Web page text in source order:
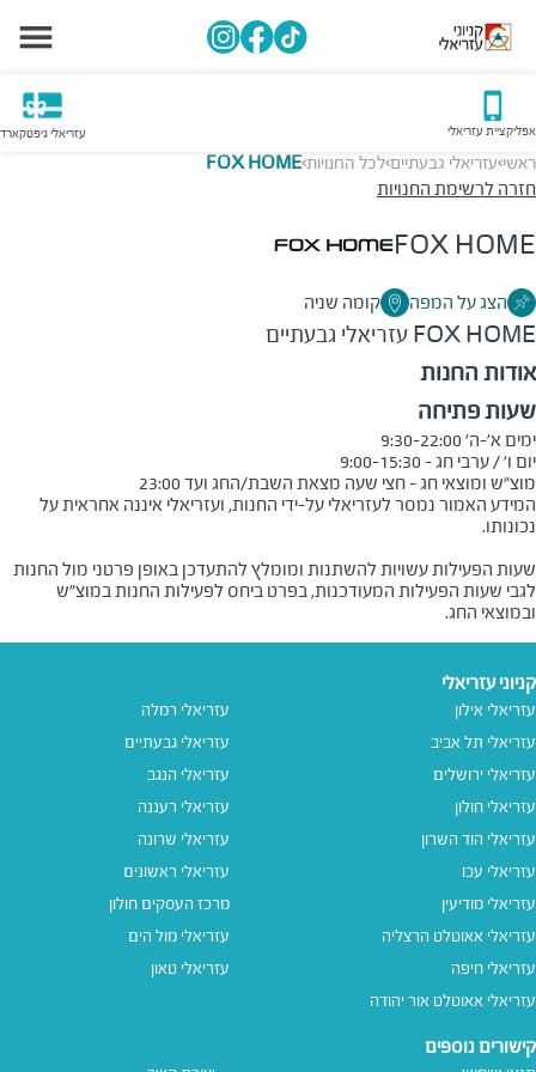
אפליקציית עזריאלי עזריאלי גיפטקארד
ראשי>עזריאלי גבעתיים>לכל החנויות>
FOX HOME
חזרה לרשימת החנויות
FOX HOME
הצג על המפה קומה שניה
FOX HOME עזריאלי גבעתיים
אודות החנות
שעות פתיחה
מוצ"ש ומוצאי חג - חצי שעה מצאת השבת/החג ועד 23:00
המידע האמור נמסר לעזריאלי על-ידי החנות, ועזריאלי איננה אחראית על
שעות הפעילות עשויות להשתנות ומומלץ להתעדכן באופן פרטני מול החנות
לגבי שעות הפעילות המעודכנות, בפרט ביחס לפעילות החנות במוצ"ש
ובמוצאי החג.
קניוני עזריאלי
עזריאלי אילון
עזריאלי תל אביב
עזריאלי ירושלים
עזריאלי חולון
עזריאלי הוד השרון
עזריאלי עכו
עזריאלי מודיעין
עזריאלי אאוטלט הרצליה
עזריאלי חיפה
עזריאלי אאוטלט אור יהודה
עזריאלי רמלה
עזריאלי גבעתיים
עזריאלי הנגב
עזריאלי רעננה
עזריאלי שרונה
עזריאלי ראשונים
מרכז העסקים חולון
עזריאלי מול הים
עזריאלי טאון
קישורים נוספים